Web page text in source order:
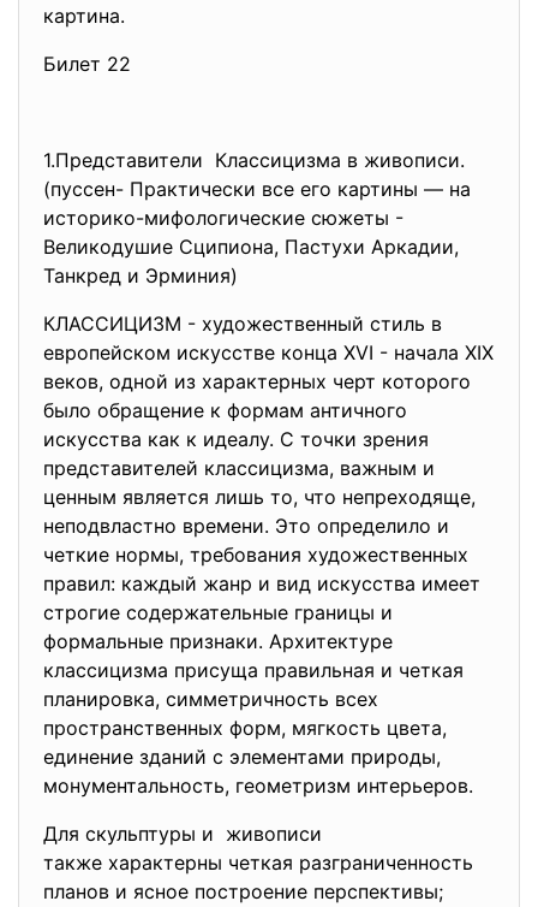
картина.
Билет 22
1.Представители Классицизма в живописи.
(пуссен- Практически все его картины — на
историко-мифологические сюжеты -
Великодушие Сципиона, Пастухи Аркадии,
Танкред и Эрминия)
КЛАССИЦИЗМ - художественный стиль в
европейском искусстве конца XVI - начала XIХ
веков, одной из характерных черт которого
было обращение к формам античного
искусства как к идеалу. С точки зрения
представителей классицизма, важным и
ценным является лишь то, что непреходяще,
неподвластно времени. Это определило и
четкие нормы, требования художественных
правил: каждый жанр и вид искусства имеет
строгие содержательные границы и
формальные признаки. Архитектуре
классицизма присуща правильная и четкая
планировка, симметричность всех
пространственных форм, мягкость цвета,
единение зданий с элементами природы,
монументальность, геометризм интерьеров.
Для скульптуры и живописи
также характерны четкая разграниченность
планов и ясное построение перспективы;